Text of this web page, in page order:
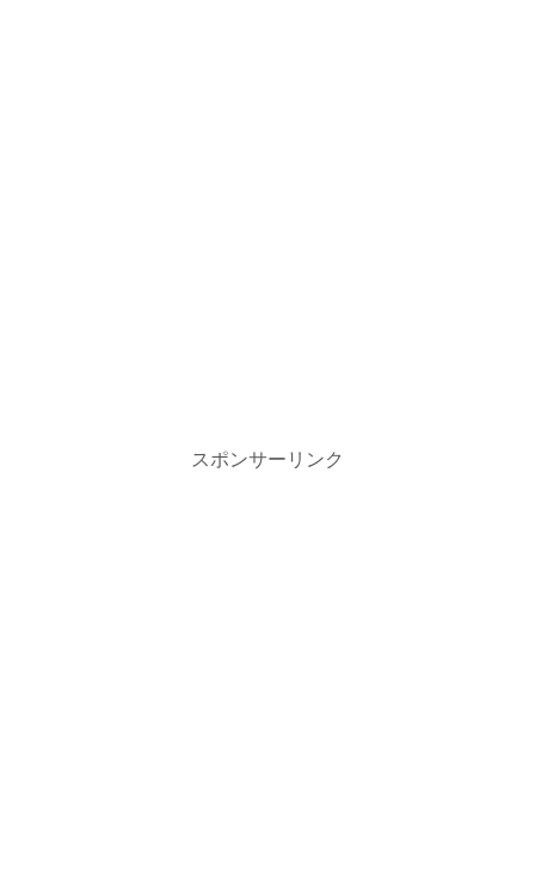
スポンサーリンク